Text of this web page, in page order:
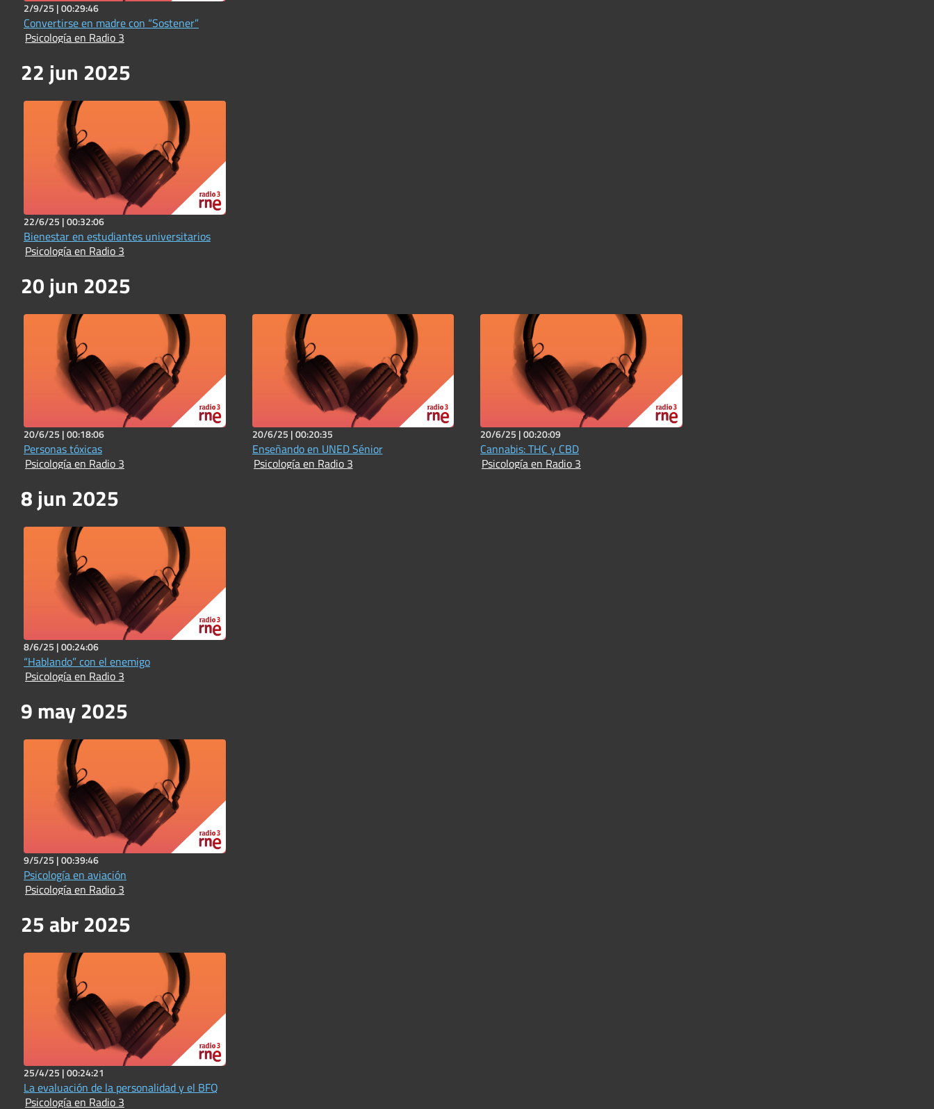
2/9/25 |00:29:46
Convertirse en madre con “Sostener”
Psicología en Radio 3
22 jun 2025
22/6/25 |00:32:06
Bienestar en estudiantes universitarios
Psicología en Radio 3
20 jun 2025
20/6/25 |00:18:06
Personas tóxicas
Psicología en Radio 3
20/6/25 |00:20:35
Enseñando en UNED Sénior
Psicología en Radio 3
20/6/25 |00:20:09
Cannabis: THC y CBD
Psicología en Radio 3
8 jun 2025
8/6/25 |00:24:06
“Hablando” con el enemigo
Psicología en Radio 3
9 may 2025
9/5/25 |00:39:46
Psicología en aviación
Psicología en Radio 3
25 abr 2025
25/4/25 |00:24:21
La evaluación de la personalidad y el BFQ
Psicología en Radio 3